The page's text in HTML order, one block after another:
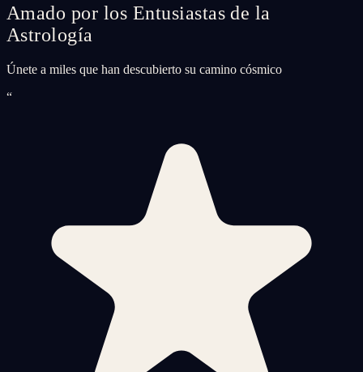
Amado por los Entusiastas de la
Astrología
Únete a miles que han descubierto su camino cósmico
“